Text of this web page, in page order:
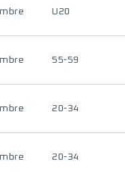
U20
55-59
20-34
20-34